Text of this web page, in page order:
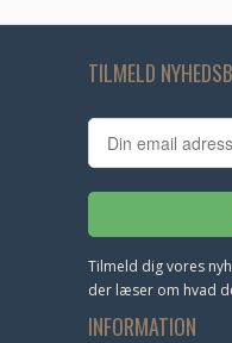
TILMELD
Tilmeld dig vores
der læser om hvad
INFORMATION